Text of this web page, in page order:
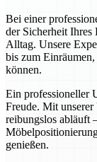
Bei einer
der Sicherheit Ihres
Alltag. Unsere
bis zum
können.
Ein professioneller
Freude. Mit unserer
reibungslos abläuft
genießen.